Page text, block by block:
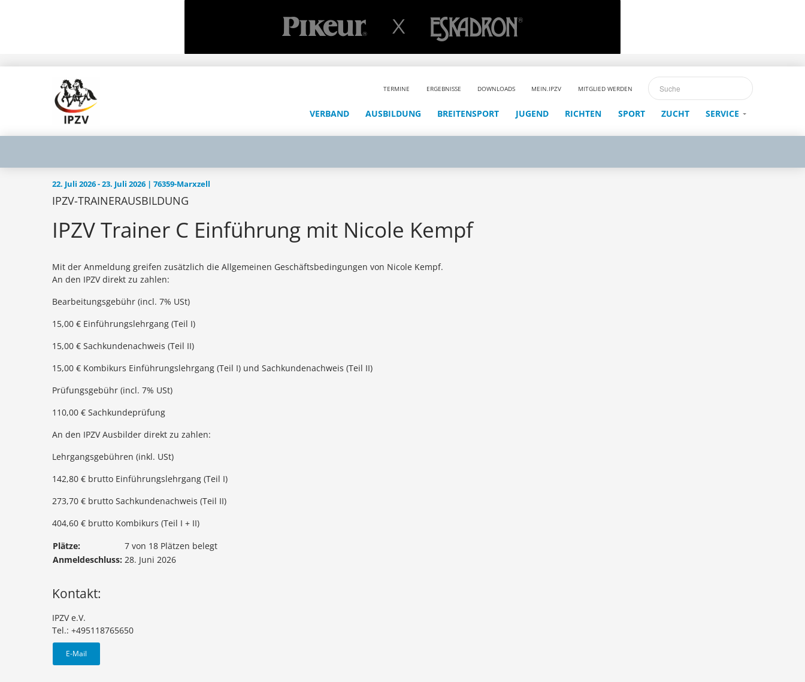
TERMINE ERGEBNISSE DOWNLOADS MEIN.IPZV MITGLIED WERDEN
VERBAND AUSBILDUNG BREITENSPORT JUGEND RICHTEN SPORT ZUCHT SERVICE
22. Juli 2026 - 23. Juli 2026 | 76359-Marxzell
IPZV-TRAINERAUSBILDUNG
IPZV Trainer C Einführung mit Nicole Kempf
Mit der Anmeldung greifen zusätzlich die Allgemeinen Geschäftsbedingungen von Nicole Kempf.
An den IPZV direkt zu zahlen:
Bearbeitungsgebühr (incl. 7% USt)
15,00 € Einführungslehrgang (Teil I)
15,00 € Sachkundenachweis (Teil II)
15,00 € Kombikurs Einführungslehrgang (Teil I) und Sachkundenachweis (Teil II)
Prüfungsgebühr (incl. 7% USt)
110,00 € Sachkundeprüfung
An den IPZV Ausbilder direkt zu zahlen:
Lehrgangsgebühren (inkl. USt)
142,80 € brutto Einführungslehrgang (Teil I)
273,70 € brutto Sachkundenachweis (Teil II)
404,60 € brutto Kombikurs (Teil I + II)
Plätze:
7 von 18 Plätzen belegt
Anmeldeschluss: 28. Juni 2026
Kontakt:
IPZV e.V.
Tel.: +495118765650
E-Mail